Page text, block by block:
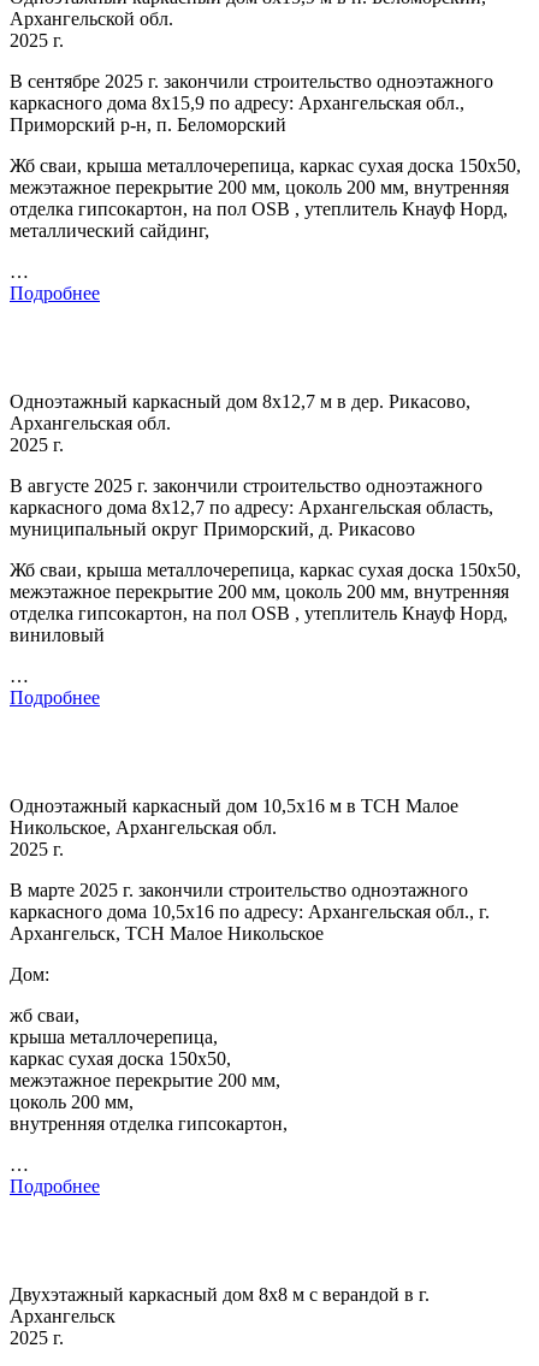
Архангельской обл.
2025 г.
В сентябре 2025 г. закончили строительство одноэтажного
каркасного дома 8х15,9 по адресу: Архангельская обл.,
Приморский р-н, п. Беломорский
Жб сваи, крыша металлочерепица, каркас сухая доска 150х50,
межэтажное перекрытие 200 мм, цоколь 200 мм, внутренняя
отделка гипсокартон, на пол OSB , утеплитель Кнауф Норд,
металлический сайдинг,
…
Подробнее
Одноэтажный каркасный дом 8х12,7 м в дер. Рикасово,
Архангельская обл.
2025 г.
В августе 2025 г. закончили строительство одноэтажного
каркасного дома 8х12,7 по адресу: Архангельская область,
муниципальный округ Приморский, д. Рикасово
Жб сваи, крыша металлочерепица, каркас сухая доска 150х50,
межэтажное перекрытие 200 мм, цоколь 200 мм, внутренняя
отделка гипсокартон, на пол OSB , утеплитель Кнауф Норд,
виниловый
…
Подробнее
Одноэтажный каркасный дом 10,5х16 м в ТСН Малое
Никольское, Архангельская обл.
2025 г.
В марте 2025 г. закончили строительство одноэтажного
каркасного дома 10,5х16 по адресу: Архангельская обл., г.
Архангельск, ТСН Малое Никольское
Дом:
жб сваи,
крыша металлочерепица,
каркас сухая доска 150х50,
межэтажное перекрытие 200 мм,
цоколь 200 мм,
внутренняя отделка гипсокартон,
…
Подробнее
Двухэтажный каркасный дом 8х8 м с верандой в г.
Архангельск
2025 г.